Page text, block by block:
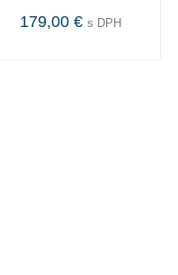
179,00 € s DPH